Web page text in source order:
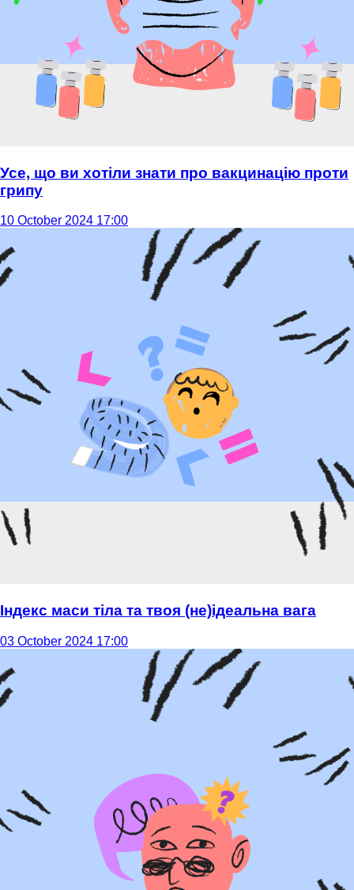
Усе, що ви хотіли знати про вакцинацію проти
грипу
10 October 2024 17:00
Індекс маси тіла та твоя (не)ідеальна вага
03 October 2024 17:00